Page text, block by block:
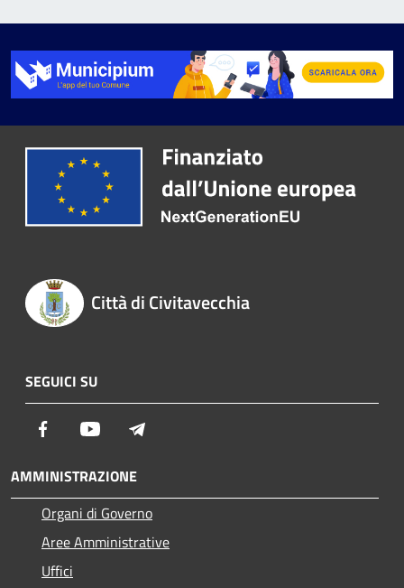
Città di Civitavecchia
SEGUICI SU
Facebook Youtube
AMMINISTRAZIONE
Organi di Governo
Aree Amministrative
Uffici